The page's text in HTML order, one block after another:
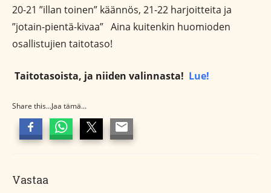
20-21 ”illan toinen” käännös, 21-22 harjoitteita ja
”jotain-pientä-kivaa” Aina kuitenkin huomioden
osallistujien taitotaso!
Taitotasoista, ja niiden valinnasta! Lue!
Share this...Jaa tämä...
Vastaa